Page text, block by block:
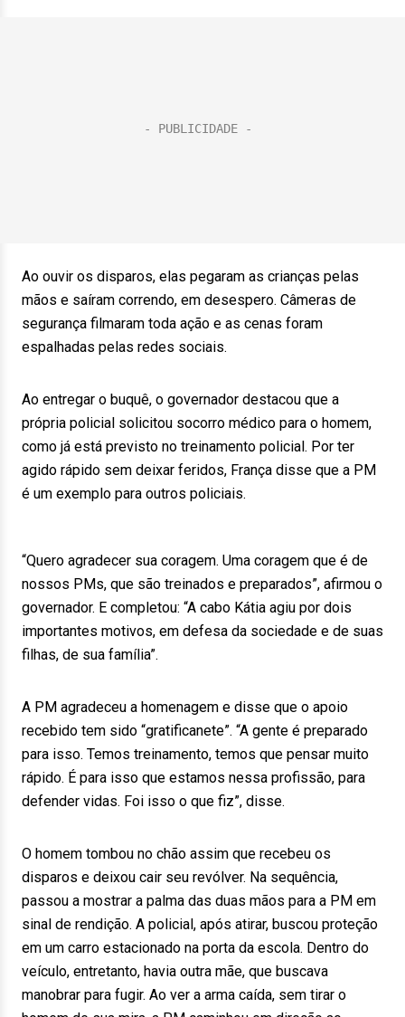
Ao ouvir os disparos, elas pegaram as crianças pelas
mãos e saíram correndo, em desespero. Câmeras de
segurança filmaram toda ação e as cenas foram
espalhadas pelas redes sociais.
Ao entregar o buquê, o governador destacou que a
própria policial solicitou socorro médico para o homem,
como já está previsto no treinamento policial. Por ter
agido rápido sem deixar feridos, França disse que a PM
é um exemplo para outros policiais.
“Quero agradecer sua coragem. Uma coragem que é de
nossos PMs, que são treinados e preparados”, afirmou o
governador. E completou: “A cabo Kátia agiu por dois
importantes motivos, em defesa da sociedade e de suas
filhas, de sua família”.
A PM agradeceu a homenagem e disse que o apoio
recebido tem sido “gratificanete”. “A gente é preparado
para isso. Temos treinamento, temos que pensar muito
rápido. É para isso que estamos nessa profissão, para
defender vidas. Foi isso o que fiz”, disse.
O homem tombou no chão assim que recebeu os
disparos e deixou cair seu revólver. Na sequência,
passou a mostrar a palma das duas mãos para a PM em
sinal de rendição. A policial, após atirar, buscou proteção
em um carro estacionado na porta da escola. Dentro do
veículo, entretanto, havia outra mãe, que buscava
manobrar para fugir. Ao ver a arma caída, sem tirar o